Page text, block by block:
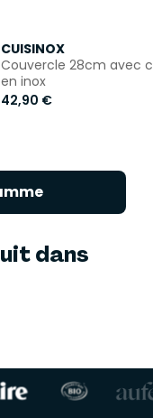
CUISINOX
Couvercle 28cm avec
en inox
42,90 €
dans